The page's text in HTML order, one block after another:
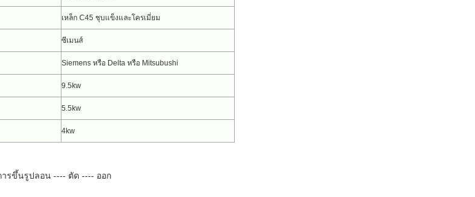
เหล็ก C45 ชุบแข็งและโครเมี่ยม
ซีเมนส์
Siemens หรือ Delta หรือ Mitsubushi
9.5kw
5.5kw
4kw
ารขึ้นรูปลอน ---- ตัด ---- ออก